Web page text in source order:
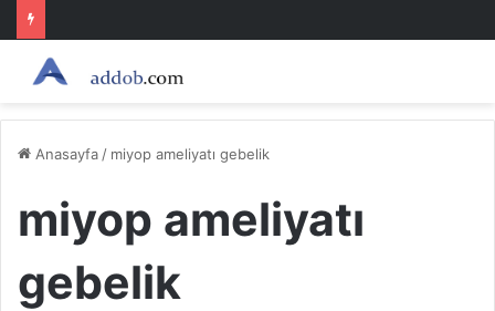
Anasayfa / miyop ameliyatı gebelik
miyop ameliyatı
gebelik